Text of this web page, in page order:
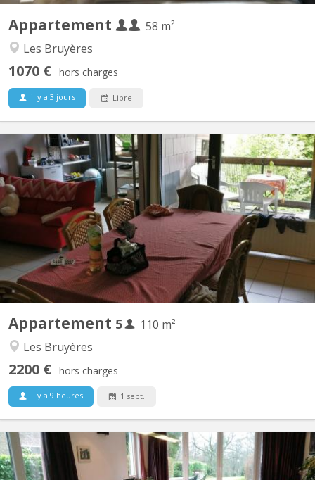
Appartement
58 m²
Les Bruyères
1070 € hors charges
il y a 3 jours Libre
Appartement 5
110 m²
Les Bruyères
2200 € hors charges
il y a 9 heures 1 sept.
KV 1793
Appartement meublé 5 chambres Quartier des Bruyères, à 1348
Louvain-la-Neuve, à 150 m de la Place Montesquieu (proximité
centre et facilités). Appartement de 110 m2 pour 5 étudiant(e)s
solidaires, non-fumeurs : 5 chambres, hall, cuisine équipée,
remise, salle de bain avec WC, terrasse, salle...
KV 822
Période locative court terme: 08/06/26 - 07/09/26 1 chambre à